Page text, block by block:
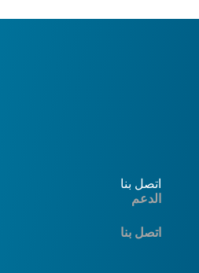
اتصل بنا
الدعم
اتصل بنا